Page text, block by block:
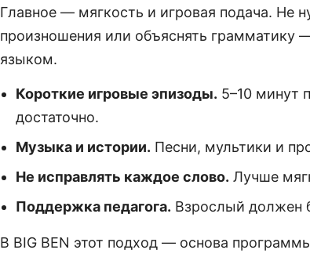
Главное — мягкость и игровая подача. Не
произношения или объяснять грамматику
языком.
Короткие игровые эпизоды. 5–10 минут
достаточно.
Музыка и истории. Песни, мультики и
Не исправлять каждое слово. Лучше
Поддержка педагога. Взрослый должен
В BIG BEN этот подход — основа